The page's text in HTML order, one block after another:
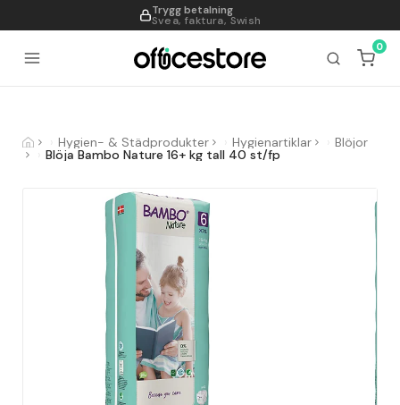
Trygg betalning
Svea, faktura, Swish
995
0
Hygien- & Städprodukter Hygienartiklar Blöjor
Blöja Bambo Nature 16+ kg tall 40 st/fp